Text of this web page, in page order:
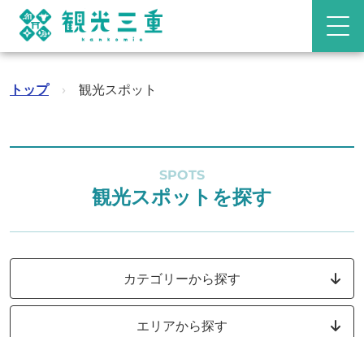
トップ › 観光スポット
SPOTS
観光スポットを探す
カテゴリーから探す
エリアから探す